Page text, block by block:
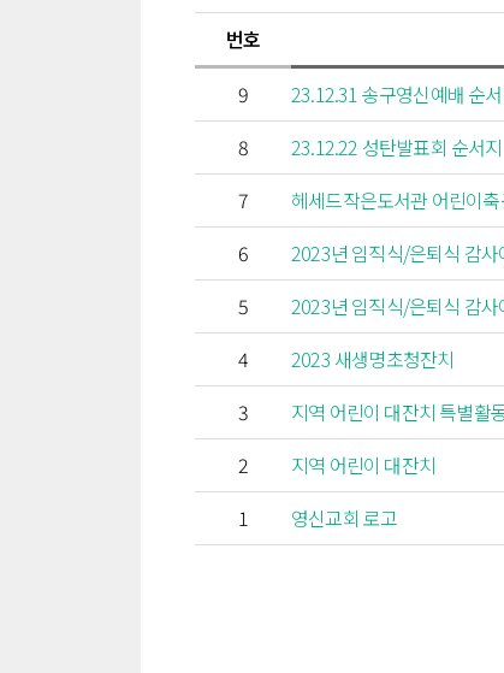
번호
9
23.12.31 송구영신예배 순
8
23.12.22 성탄발표회 순서지
7
헤세드작은도서관 어린이
6
2023년 임직식/은퇴식 감사
5
2023년 임직식/은퇴식 감사
4
2023 새생명초청잔치
3
지역 어린이 대잔치 특별활
2
지역 어린이 대잔치
1
영신교회 로고